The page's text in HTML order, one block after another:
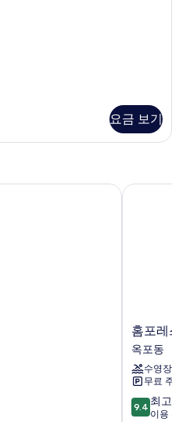
요금 보기
홈
포
레
스
트
리
조
홈포
옥포동
수영장
무료
10
점
9.4 최
이용
홈포레